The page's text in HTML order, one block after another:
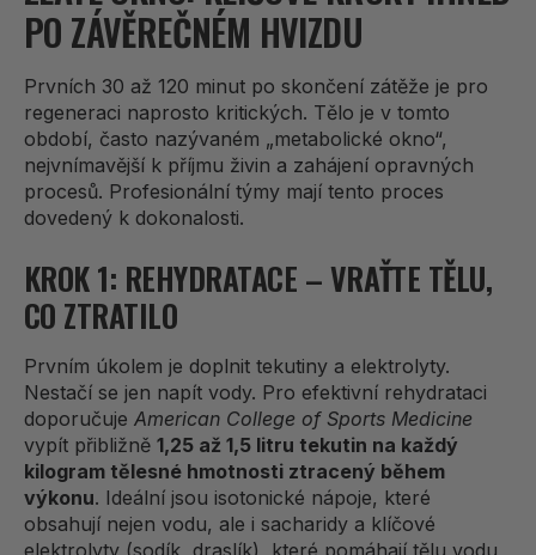
PO ZÁVĚREČNÉM HVIZDU
Prvních 30 až 120 minut po skončení zátěže je pro
regeneraci naprosto kritických. Tělo je v tomto
období, často nazývaném „metabolické okno“,
nejvnímavější k příjmu živin a zahájení opravných
procesů. Profesionální týmy mají tento proces
dovedený k dokonalosti.
KROK 1: REHYDRATACE – VRAŤTE TĚLU,
CO ZTRATILO
Prvním úkolem je doplnit tekutiny a elektrolyty.
Nestačí se jen napít vody. Pro efektivní rehydrataci
doporučuje American College of Sports Medicine
vypít přibližně 1,25 až 1,5 litru tekutin na každý
kilogram tělesné hmotnosti ztracený během
výkonu. Ideální jsou isotonické nápoje, které
obsahují nejen vodu, ale i sacharidy a klíčové
elektrolyty (sodík, draslík), které pomáhají tělu vodu